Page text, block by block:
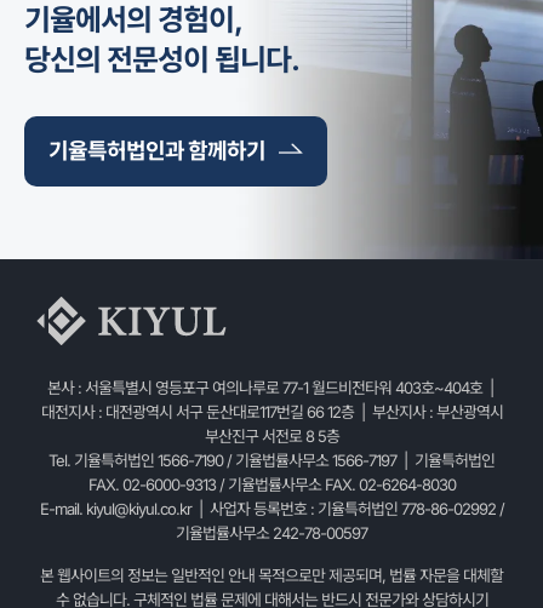
기율에서의 경험이,
당신의 전문성이 됩니다.
기율특허법인과 함께하기
본사 : 서울특별시 영등포구 여의나루로 77-1 월드비전타워 403호~404호 |
대전지사 : 대전광역시 서구 둔산대로117번길 66 12층 | 부산지사 : 부산광역시
부산진구 서전로 8 5층
Tel. 기율특허법인 1566-7190 / 기율법률사무소 1566-7197 | 기율특허법인
FAX. 02-6000-9313 / 기율법률사무소 FAX. 02-6264-8030
E-mail. kiyul@kiyul.co.kr| 사업자 등록번호 : 기율특허법인 778-86-02992 /
기율법률사무소 242-78-00597
본 웹사이트의 정보는 일반적인 안내 목적으로만 제공되며, 법률 자문을 대체할
수 없습니다. 구체적인 법률 문제에 대해서는 반드시 전문가와 상담하시기